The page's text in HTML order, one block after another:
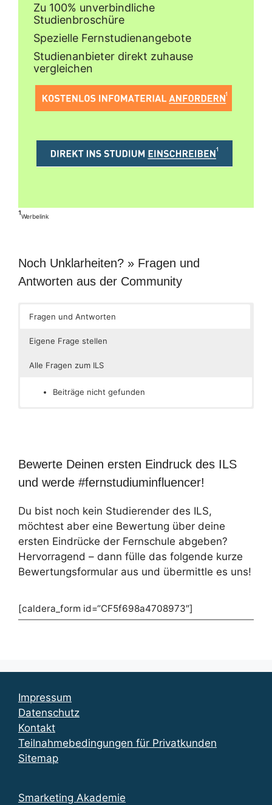
Zu 100% unverbindliche
Studienbroschüre
Spezielle Fernstudienangebote
Studienanbieter direkt zuhause
vergleichen
¹Werbelink
Noch Unklarheiten? » Fragen und
Antworten aus der Community
Fragen und Antworten
Eigene Frage stellen
Alle Fragen zum ILS
Beiträge nicht gefunden
Bewerte Deinen ersten Eindruck des ILS
und werde #fernstudiuminfluencer!
Du bist noch kein Studierender des ILS,
möchtest aber eine Bewertung über deine
ersten Eindrücke der Fernschule abgeben?
Hervorragend – dann fülle das folgende kurze
Bewertungsformular aus und übermittle es uns!
[caldera_form id=“CF5f698a4708973″]
Impressum
Datenschutz
Kontakt
Teilnahmebedingungen für Privatkunden
Sitemap
Smarketing Akademie